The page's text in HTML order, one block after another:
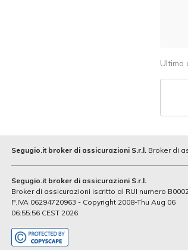
Ultimo
Segugio.it broker di assicurazioni S.r.l. Broker di
Segugio.it broker di assicurazioni S.r.l.
Broker di assicurazioni iscritto al RUI numero
P.IVA 06294720963 - Copyright 2008-Thu Aug 06
06:55:56 CEST 2026